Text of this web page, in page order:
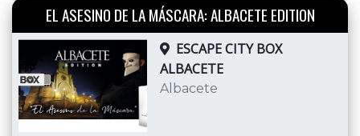
EL ASESINO DE LA MÁSCARA: ALBACETE EDITION
ESCAPE CITY BOX
ALBACETE
Albacete